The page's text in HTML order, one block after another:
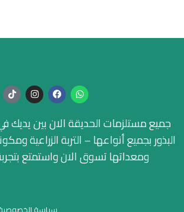
جميع مستلزمات الحديقة الان بين يديك
البذور بجميع أنواعها – التربة الزراعية
ومعداتها تسوق الان واستمتع